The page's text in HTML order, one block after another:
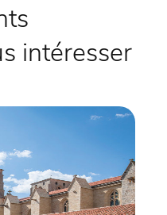
intéresser